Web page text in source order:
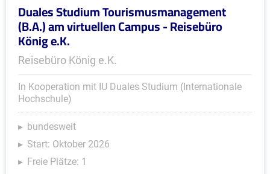
Duales Studium Tourismusmanagement
(B.A.) am virtuellen Campus - Reisebüro
König e.K.
Reisebüro König e.K.
In Kooperation mit IU Duales Studium (Internationale
Hochschule)
bundesweit
Start: Oktober 2026
Freie Plätze: 1